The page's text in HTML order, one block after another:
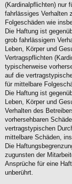
(Kardinalpflichten) nur
fahrlässiges Verhalten
Folgeschäden wie
Die Haftung ist
grob fahrlässigem
Leben, Körper und
Vertragspflichten
typischerweise
auf die
für mittelbare
Die Haftung ist
Leben, Körper und
Verhalten des
vorhersehbaren
vertragstypischen
mittelbare Schäden,
Die
zugunsten der
Ansprüche für eine
unberührt.